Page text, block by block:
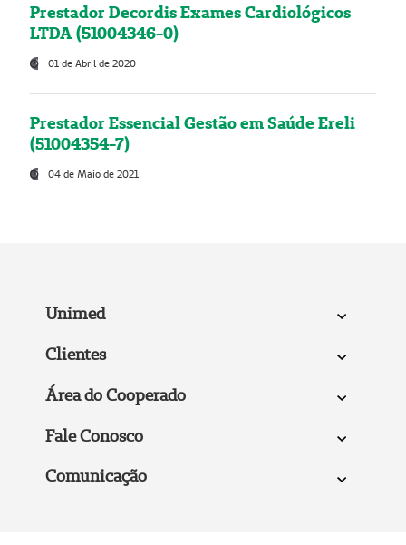
Prestador Decordis Exames Cardiológicos
LTDA (51004346-0)
01 de Abril de 2020
Prestador Essencial Gestão em Saúde Ereli
(51004354-7)
04 de Maio de 2021
Unimed
Clientes
Área do Cooperado
Fale Conosco
Comunicação